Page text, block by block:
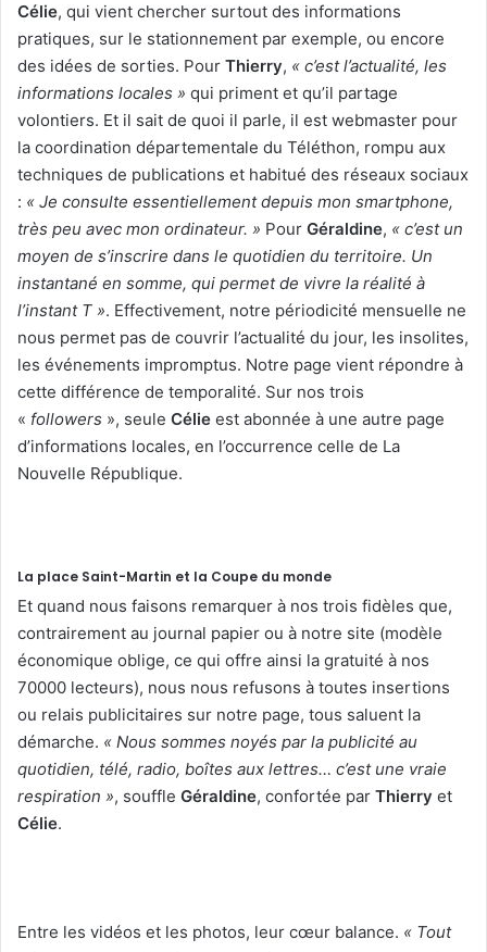
Célie, qui vient chercher surtout des informations
pratiques, sur le stationnement par exemple, ou encore
des idées de sorties. Pour Thierry, « c’est l’actualité, les
informations locales » qui priment et qu’il partage
volontiers. Et il sait de quoi il parle, il est webmaster pour
la coordination départementale du Téléthon, rompu aux
techniques de publications et habitué des réseaux sociaux
: « Je consulte essentiellement depuis mon smartphone,
très peu avec mon ordinateur. » Pour Géraldine, « c’est un
moyen de s’inscrire dans le quotidien du territoire. Un
instantané en somme, qui permet de vivre la réalité à
l’instant T ». Effectivement, notre périodicité mensuelle ne
nous permet pas de couvrir l’actualité du jour, les insolites,
les événements impromptus. Notre page vient répondre à
cette différence de temporalité. Sur nos trois
« followers », seule Célie est abonnée à une autre page
d’informations locales, en l’occurrence celle de La
Nouvelle République.
La place Saint-Martin et la Coupe du monde
Et quand nous faisons remarquer à nos trois fidèles que,
contrairement au journal papier ou à notre site (modèle
économique oblige, ce qui offre ainsi la gratuité à nos
70000 lecteurs), nous nous refusons à toutes insertions
ou relais publicitaires sur notre page, tous saluent la
démarche. « Nous sommes noyés par la publicité au
quotidien, télé, radio, boîtes aux lettres… c’est une vraie
respiration », souffle Géraldine, confortée par Thierry et
Célie.
Entre les vidéos et les photos, leur cœur balance. « Tout